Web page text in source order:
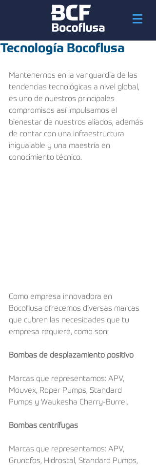
Tecnología Bocoflusa
Mantenernos en la vanguardia de las
tendencias tecnológicas a nivel global,
es uno de nuestros principales
compromisos así impulsamos el
bienestar de nuestros aliados, además
de contar con una infraestructura
inigualable y una maestría en
conocimiento técnico.
Como empresa innovadora en
Bocoflusa ofrecemos diversas marcas
que cubren las necesidades que tu
empresa requiere, como son:
Bombas de desplazamiento positivo
Marcas que representamos: APV,
Mouvex, Roper Pumps, Standard
Pumps y Waukesha Cherry-Burrel.
Bombas centrífugas
Marcas que representamos: APV,
Grundfos, Hidrostal, Standard Pumps,